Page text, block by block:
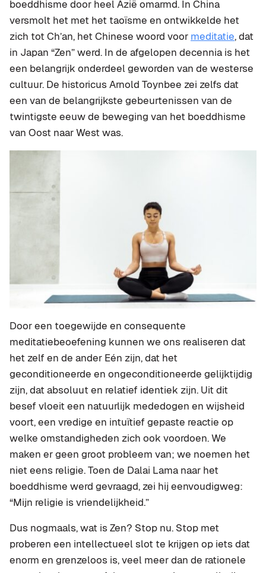
boeddhisme door heel Azië omarmd. In China
versmolt het met het taoïsme en ontwikkelde het
zich tot Ch’an, het Chinese woord voor meditatie, dat
in Japan “Zen” werd. In de afgelopen decennia is het
een belangrijk onderdeel geworden van de westerse
cultuur. De historicus Arnold Toynbee zei zelfs dat
een van de belangrijkste gebeurtenissen van de
twintigste eeuw de beweging van het boeddhisme
van Oost naar West was.
Door een toegewijde en consequente
meditatiebeoefening kunnen we ons realiseren dat
het zelf en de ander Eén zijn, dat het
geconditioneerde en ongeconditioneerde gelijktijdig
zijn, dat absoluut en relatief identiek zijn. Uit dit
besef vloeit een natuurlijk mededogen en wijsheid
voort, een vredige en intuïtief gepaste reactie op
welke omstandigheden zich ook voordoen. We
maken er geen groot probleem van; we noemen het
niet eens religie. Toen de Dalai Lama naar het
boeddhisme werd gevraagd, zei hij eenvoudigweg:
“Mijn religie is vriendelijkheid.”
Dus nogmaals, wat is Zen? Stop nu. Stop met
proberen een intellectueel slot te krijgen op iets dat
enorm en grenzeloos is, veel meer dan de rationele